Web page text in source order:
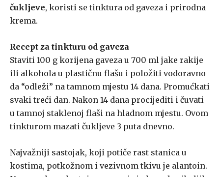
čukljeve, koristi se tinktura od gaveza i prirodna
krema.
Recept za tinkturu od gaveza
Staviti 100 g korijena gaveza u 700 ml jake rakije
ili alkohola u plastičnu flašu i položiti vodoravno
da “odleži” na tamnom mjestu 14 dana. Promućkati
svaki treći dan. Nakon 14 dana procijediti i čuvati
u tamnoj staklenoj flaši na hladnom mjestu. Ovom
tinkturom mazati čukljeve 3 puta dnevno.
Najvažniji sastojak, koji potiče rast stanica u
kostima, potkožnom i vezivnom tkivu je alantoin.